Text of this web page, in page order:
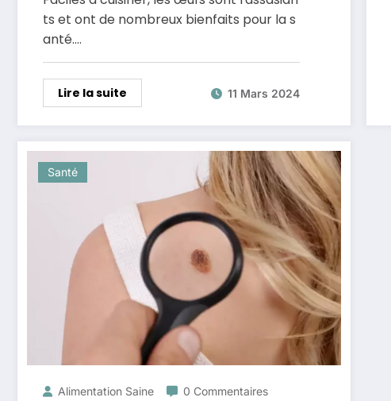
ts et ont de nombreux bienfaits pour la s
anté.…
Lire la suite 11 Mars 2024
Santé
Alimentation Saine 0 Commentaires